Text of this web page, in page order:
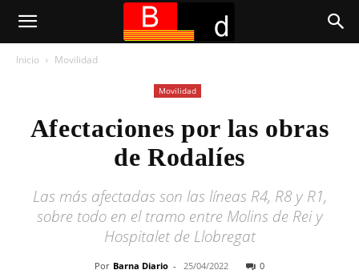
Inicio Movilidad
Movilidad
Afectaciones por las obras
de Rodalíes
Las más afectadas son las líneas R4, R8 y R1,
sobre todo en el tramo entre Molins de Rei y
Hospitalet de Llobregat
Por Barna Diario - 25/04/2022 0